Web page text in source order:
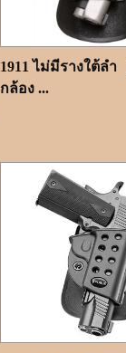
1911 ไม่มีรางใต้ลำ
กล้อง ...